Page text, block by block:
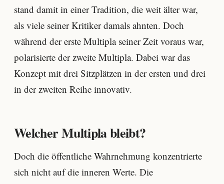
stand damit in einer Tradition, die weit älter war,
als viele seiner Kritiker damals ahnten. Doch
während der erste Multipla seiner Zeit voraus war,
polarisierte der zweite Multipla. Dabei war das
Konzept mit drei Sitzplätzen in der ersten und drei
in der zweiten Reihe innovativ.
Welcher Multipla bleibt?
Doch die öffentliche Wahrnehmung konzentrierte
sich nicht auf die inneren Werte. Die